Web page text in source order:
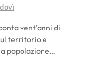
vent’anni di
territorio e
popolazione…